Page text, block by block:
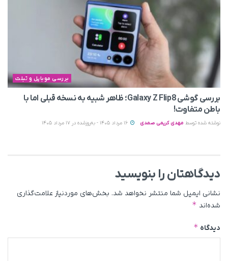
بررسی موبایل و تبلت
بررسی گوشی Galaxy Z Flip8؛ ظاهر شبیه به نسخه قبلی اما با
باطن متفاوت!
نوشته شده توسط مهدی کریمی صمدی
دیدگاهتان را بنویسید
نشانی ایمیل شما منتشر نخواهد شد. بخش‌های موردنیاز علامت‌گذاری
شده‌اند *
دیدگاه *